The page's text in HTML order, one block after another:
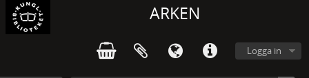
ARKEN
Logga in